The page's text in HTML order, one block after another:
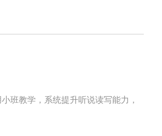
班教学，系统提升听说读写能力，